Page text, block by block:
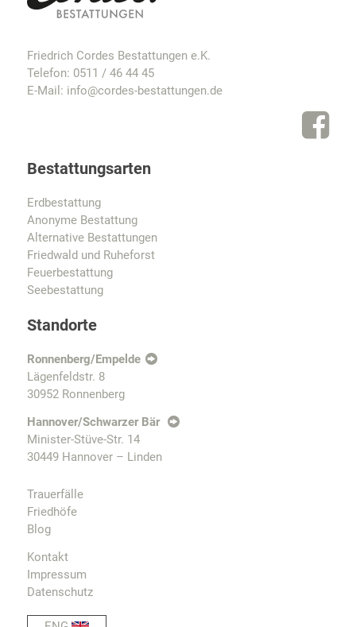
Friedrich Cordes Bestattungen e.K.
Telefon: 0511 / 46 44 45
E-Mail: info@cordes-bestattungen.de
Bestattungsarten
Erdbestattung
Anonyme Bestattung
Alternative Bestattungen
Friedwald und Ruheforst
Feuerbestattung
Seebestattung
Standorte
Ronnenberg/Empelde
Lägenfeldstr. 8
30952 Ronnenberg
Hannover/Schwarzer Bär
Minister-Stüve-Str. 14
30449 Hannover – Linden
Trauerfälle
Friedhöfe
Blog
Kontakt
Impressum
Datenschutz